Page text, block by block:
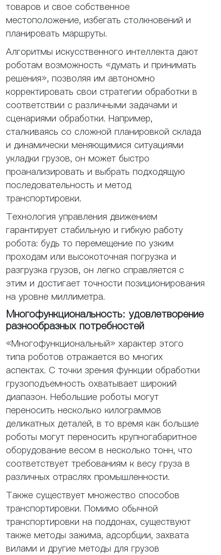
товаров и свое собственное
местоположение, избегать столкновений и
планировать маршруты.
Алгоритмы искусственного интеллекта дают
роботам возможность «думать и принимать
решения», позволяя им автономно
корректировать свои стратегии обработки в
соответствии с различными задачами и
сценариями обработки. Например,
сталкиваясь со сложной планировкой склада
и динамически меняющимися ситуациями
укладки грузов, он может быстро
проанализировать и выбрать подходящую
последовательность и метод
транспортировки.
Технология управления движением
гарантирует стабильную и гибкую работу
робота: будь то перемещение по узким
проходам или высокоточная погрузка и
разгрузка грузов, он легко справляется с
этим и достигает точности позиционирования
на уровне миллиметра.
Многофункциональность: удовлетворение
разнообразных потребностей
«Многофункциональный» характер этого
типа роботов отражается во многих
аспектах. С точки зрения функции обработки
грузоподъемность охватывает широкий
диапазон. Небольшие роботы могут
переносить несколько килограммов
деликатных деталей, в то время как большие
роботы могут переносить крупногабаритное
оборудование весом в несколько тонн, что
соответствует требованиям к весу груза в
различных отраслях промышленности.
Также существует множество способов
транспортировки. Помимо обычной
транспортировки на поддонах, существуют
также методы зажима, адсорбции, захвата
вилами и другие методы для грузов